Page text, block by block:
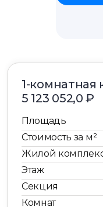
1-
5 123 052,0 ₽
Площадь
Стоимость за м²
Жилой
Этаж
Секция
Комнат